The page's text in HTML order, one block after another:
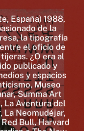
España) 1988,
de la
la tipografía
el oficio de
¿O era al
publicado y
y espacios
Museo
Summa Art
La Aventura del
La Neomudéjar,
Bull, Harvard